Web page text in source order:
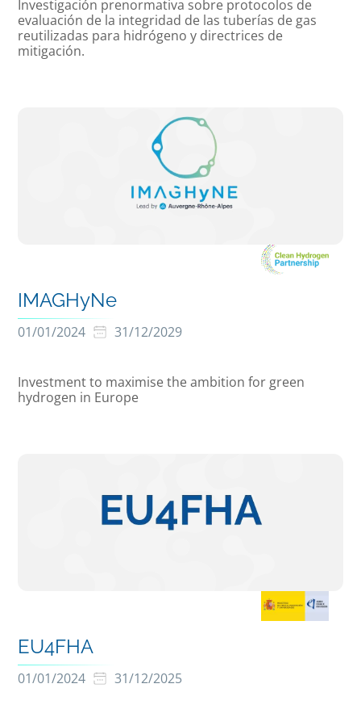
Investigación prenormativa sobre protocolos de
evaluación de la integridad de las tuberías de gas
reutilizadas para hidrógeno y directrices de
mitigación.
IMAGHyNe
01/01/2024 31/12/2029
Investment to maximise the ambition for green
hydrogen in Europe
EU4FHA
01/01/2024 31/12/2025